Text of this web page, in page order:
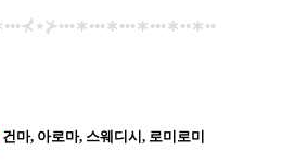
•••⊀ ⋆⊁•••∗•••∗•••∗•••∗••∗••
건마, 아로마, 스웨디시, 로미로미